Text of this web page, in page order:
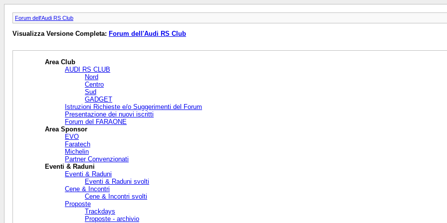
Forum dell'Audi RS Club
Visualizza Versione Completa: Forum dell'Audi RS Club
Area Club
AUDI RS CLUB
Nord
Centro
Sud
GADGET
Istruzioni Richieste e/o Suggerimenti del Forum
Presentazione dei nuovi iscritti
Forum del FARAONE
Area Sponsor
EVO
Faratech
Michelin
Partner Convenzionati
Eventi & Raduni
Eventi & Raduni
Eventi & Raduni svolti
Cene & Incontri
Cene & Incontri svolti
Proposte
Trackdays
Proposte - archivio